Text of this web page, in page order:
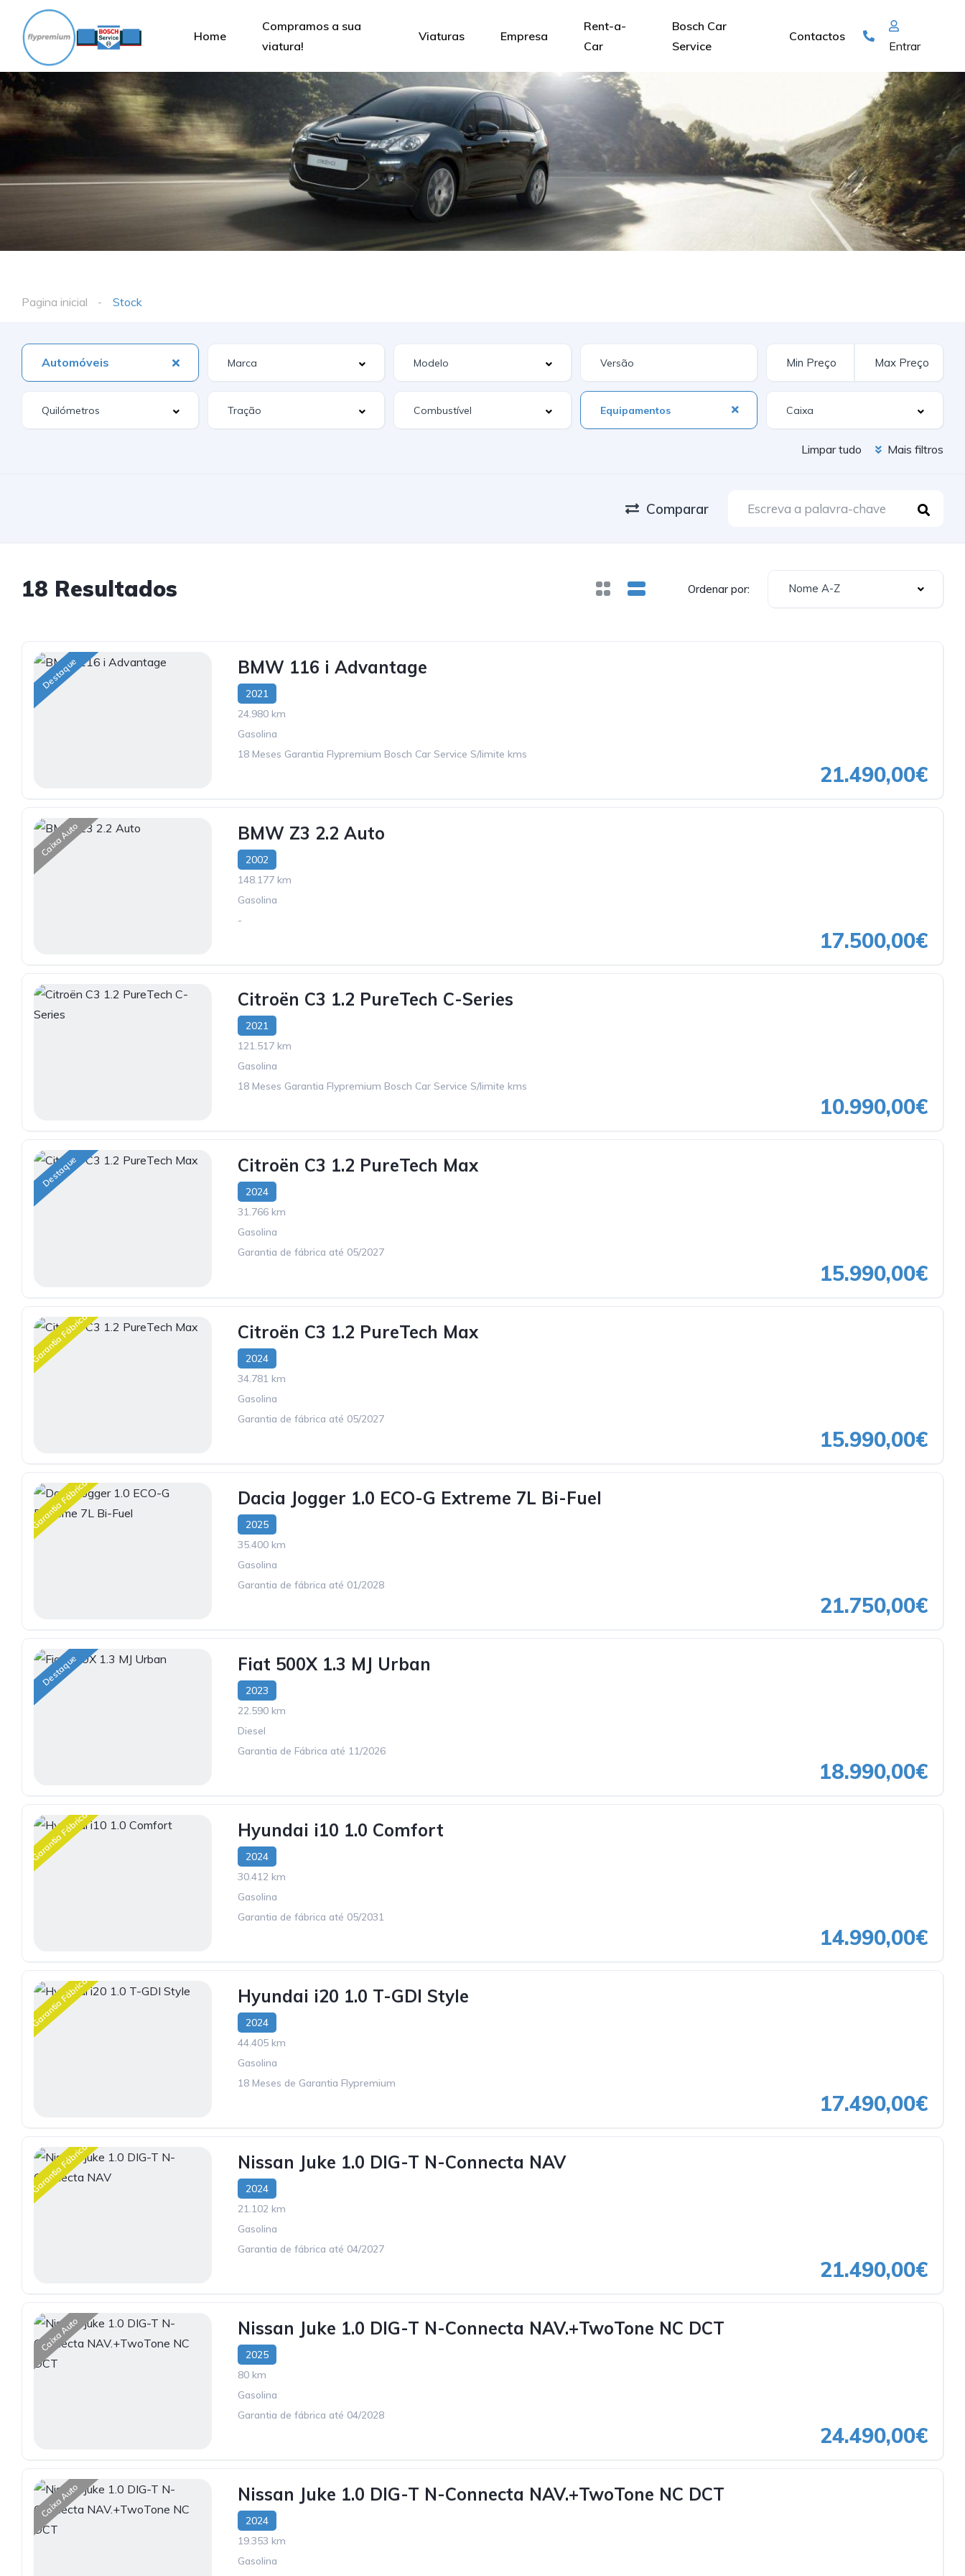
Home
Compramos a sua
viatura!
Viaturas Empresa
Rent-a-
Car
Bosch Car
Service
Contactos
Entrar
Pagina inicial Stock
Automóveis
Equipamentos
Limpar tudo Mais filtros
Comparar
18 Resultados Ordenar por: Nome A-Z
Destaque BMW 116 i Advantage
2021
24.980 km
Gasolina
18 Meses Garantia Flypremium Bosch Car Service S/limite kms
21.490,00€
Caixa Auto BMW Z3 2.2 Auto
2002
148.177 km
Gasolina
-
17.500,00€
Citroën C3 1.2 PureTech C-Series
2021
121.517 km
Gasolina
18 Meses Garantia Flypremium Bosch Car Service S/limite kms
10.990,00€
Destaque Citroën C3 1.2 PureTech Max
2024
31.766 km
Gasolina
Garantia de fábrica até 05/2027
15.990,00€
Garantia Fábrica Citroën C3 1.2 PureTech Max
2024
34.781 km
Gasolina
Garantia de fábrica até 05/2027
15.990,00€
Garantia Fábrica Dacia Jogger 1.0 ECO-G Extreme 7L Bi-Fuel
2025
35.400 km
Gasolina
Garantia de fábrica até 01/2028
21.750,00€
Destaque Fiat 500X 1.3 MJ Urban
2023
22.590 km
Diesel
Garantia de Fábrica até 11/2026
18.990,00€
Garantia Fábrica Hyundai i10 1.0 Comfort
2024
30.412 km
Gasolina
Garantia de fábrica até 05/2031
14.990,00€
Garantia Fábrica Hyundai i20 1.0 T-GDI Style
2024
44.405 km
Gasolina
18 Meses de Garantia Flypremium
17.490,00€
Garantia Fábrica Nissan Juke 1.0 DIG-T N-Connecta NAV
2024
21.102 km
Gasolina
Garantia de fábrica até 04/2027
21.490,00€
Caixa Auto Nissan Juke 1.0 DIG-T N-Connecta NAV.+TwoTone NC DCT
2025
80 km
Gasolina
Garantia de fábrica até 04/2028
24.490,00€
Caixa Auto Nissan Juke 1.0 DIG-T N-Connecta NAV.+TwoTone NC DCT
2024
19.353 km
Gasolina